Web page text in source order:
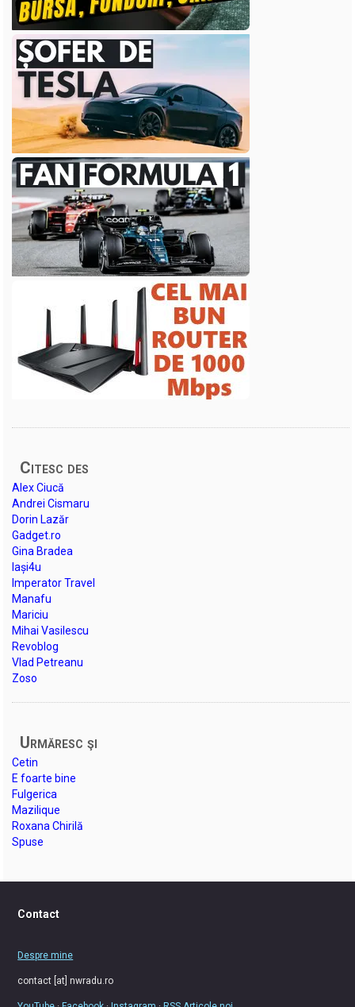
Citesc des
Alex Ciucă
Andrei Cismaru
Dorin Lazăr
Gadget.ro
Gina Bradea
Iași4u
Imperator Travel
Manafu
Mariciu
Mihai Vasilescu
Revoblog
Vlad Petreanu
Zoso
Urmăresc şi
Cetin
E foarte bine
Fulgerica
Mazilique
Roxana Chirilă
Spuse
Contact
Despre mine
contact [at] nwradu.ro